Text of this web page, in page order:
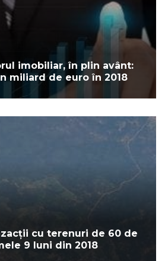
imobiliar, în plin avânt:
miliard de euro în 2018
cu terenuri de 60 de
9 luni din 2018